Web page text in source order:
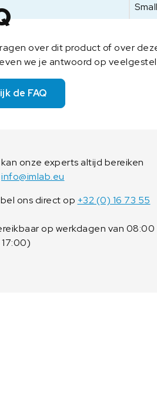
Small
over dit product of over
we je antwoord op
de FAQ
onze experts altijd bereiken
info@imlab.eu
ons direct op +32 (0) 16 73 55
op werkdagen van 08:00